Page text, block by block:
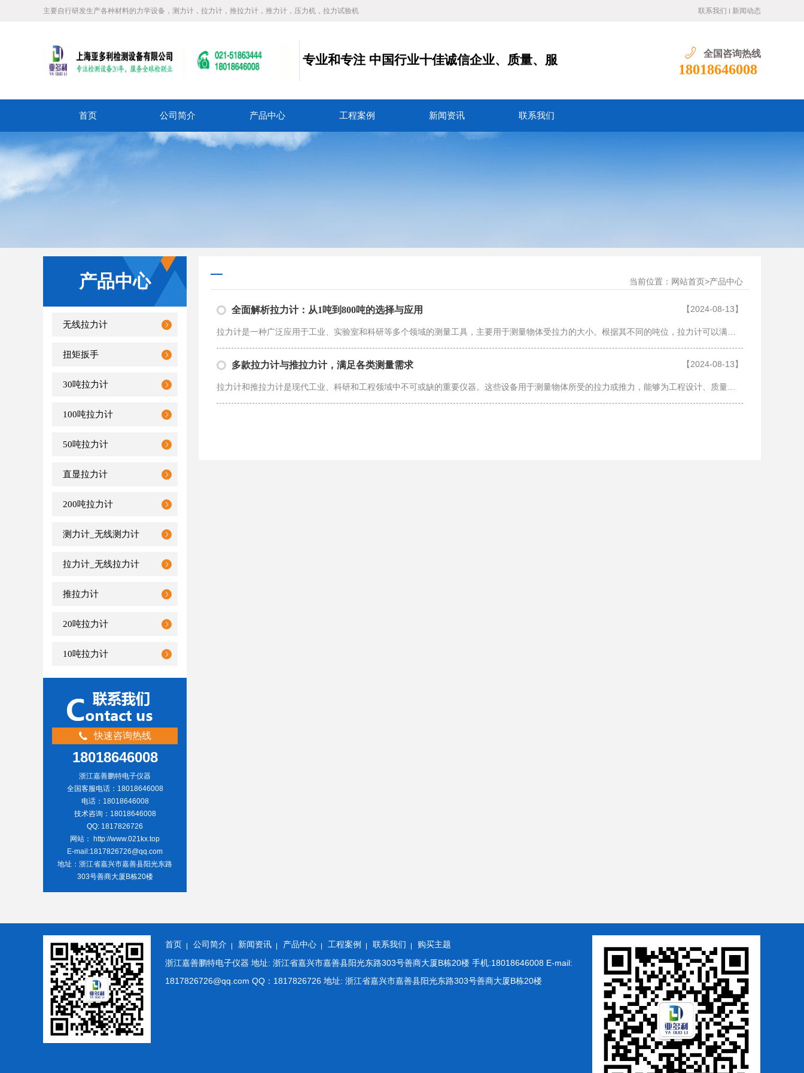
主要自行研发生产各种材料的力学设备，测力计，拉力计，推拉力计，推力计，压力机，拉力试验机 联系我们 新闻动态
专业和专注 中国行业十佳诚信企业、质量、服 全国咨询热线
18018646008
首页 公司简介 产品中心 工程案例 新闻资讯 联系我们
产品中心
无线拉力计
扭矩扳手
30吨拉力计
100吨拉力计
50吨拉力计
直显拉力计
200吨拉力计
测力计_无线测力计
拉力计_无线拉力计
推拉力计
20吨拉力计
10吨拉力计
快速咨询热线
18018646008
浙江嘉善鹏特电子仪器
全国客服电话：18018646008
电话：18018646008
技术咨询：18018646008
QQ: 1817826726
网站： http://www.021kx.top
E-mail:1817826726@qq.com
地址：浙江省嘉兴市嘉善县阳光东路
303号善商大厦B栋20楼
当前位置： 网站首页 >产品中心
全面解析拉力计：从1吨到800吨的选择与应用 【2024-08-13】
多款拉力计与推拉力计，满足各类测量需求 【2024-08-13】
首页 公司简介 新闻资讯 产品中心 工程案例 联系我们 购买主题
浙江嘉善鹏特电子仪器 地址: 浙江省嘉兴市嘉善县阳光东路303号善商大厦B栋20楼 手机:18018646008 E-mail:
1817826726@qq.com QQ：1817826726 地址: 浙江省嘉兴市嘉善县阳光东路303号善商大厦B栋20楼